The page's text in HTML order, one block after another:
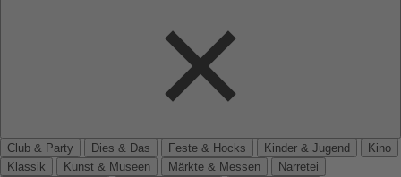
Club & Party Dies & Das Feste & Hocks Kinder & Jugend
Kino
Klassik
Kunst & Museen Märkte & Messen
Narretei